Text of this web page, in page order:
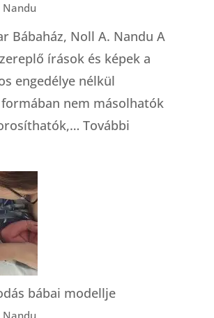
Nandu
Bábaház, Noll A. Nandu A
írások és képek a
engedélye nélkül
nem másolhatók
További
bábai modellje